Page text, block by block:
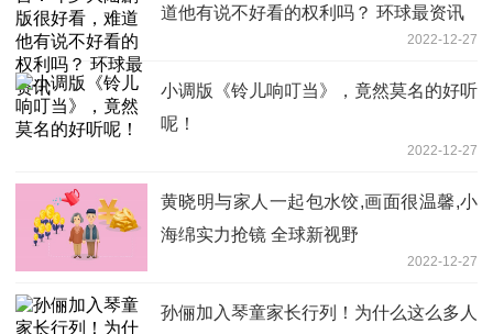
道他有说不好看的权利吗？ 环球最资讯
2022-12-27
小调版《铃儿响叮当》，竟然莫名的好听
呢！
2022-12-27
黄晓明与家人一起包水饺,画面很温馨,小
海绵实力抢镜 全球新视野
2022-12-27
孙俪加入琴童家长行列！为什么这么多人